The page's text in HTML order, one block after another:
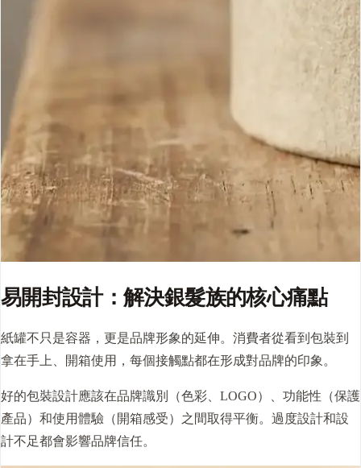
易開封設計：解決銀髮族的核心痛點
紙罐不只是容器，更是品牌形象的延伸。消費者從看到包裝到
拿在手上、開箱使用，每個接觸點都在形成對品牌的印象。
好的包裝設計應該在品牌識別（色彩、LOGO）、功能性（保護
產品）和使用體驗（開箱感受）之間取得平衡。過度設計和設
計不足都會影響品牌信任。